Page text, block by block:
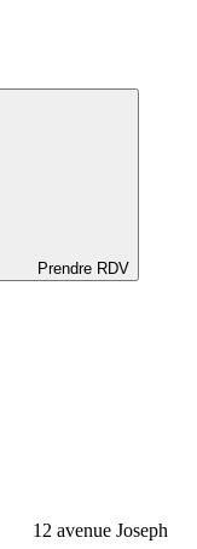
Prendre RDV
12 avenue Joseph